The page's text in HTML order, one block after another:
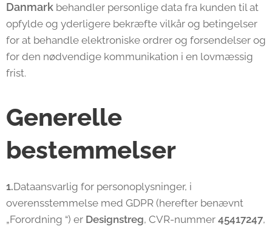
Danmark behandler personlige data fra kunden til at
opfylde og yderligere bekræfte vilkår og betingelser
for at behandle elektroniske ordrer og forsendelser og
for den nødvendige kommunikation i en lovmæssig
frist.
Generelle
bestemmelser
1.Dataansvarlig for personoplysninger, i
overensstemmelse med GDPR (herefter benævnt
„Forordning “) er Designstreg, CVR-nummer 45417247,